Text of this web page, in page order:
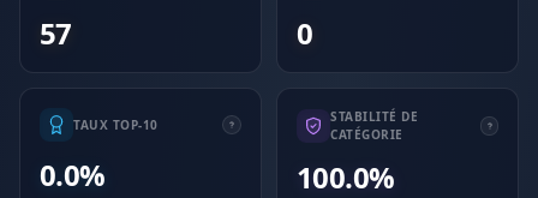
57 0
TAUX TOP-10
0.0%
STABILITÉ DE
CATÉGORIE
100.0%